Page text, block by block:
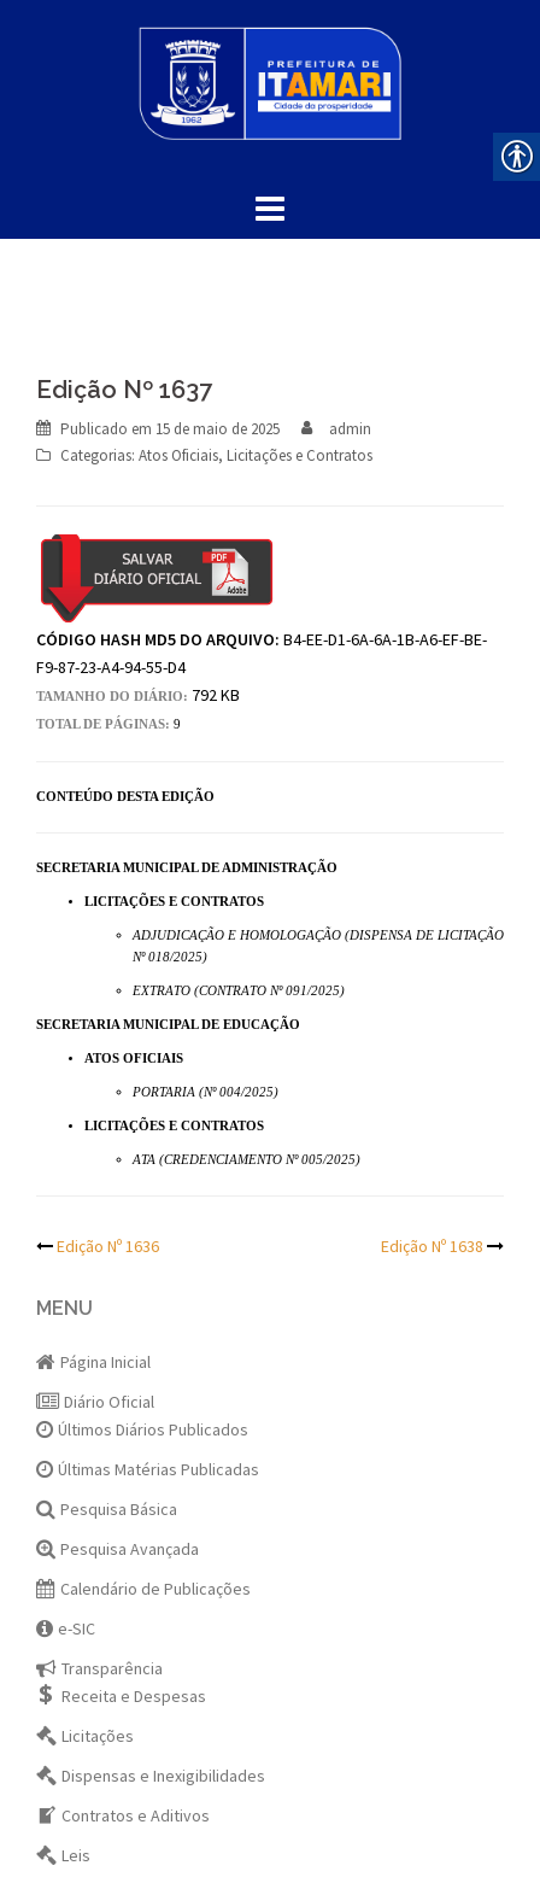
Edição Nº 1637
Publicado em 15 de maio de 2025
admin
Categorias: Atos Oficiais, Licitações e Contratos
CÓDIGO HASH MD5 DO ARQUIVO: B4-EE-D1-6A-6A-1B-A6-EF-BE-
F9-87-23-A4-94-55-D4
TAMANHO DO DIÁRIO: 792 KB
TOTAL DE PÁGINAS: 9
CONTEÚDO DESTA EDIÇÃO
SECRETARIA MUNICIPAL DE ADMINISTRAÇÃO
LICITAÇÕES E CONTRATOS
ADJUDICAÇÃO E HOMOLOGAÇÃO (DISPENSA DE LICITAÇÃO
Nº 018/2025)
EXTRATO (CONTRATO Nº 091/2025)
SECRETARIA MUNICIPAL DE EDUCAÇÃO
ATOS OFICIAIS
PORTARIA (Nº 004/2025)
LICITAÇÕES E CONTRATOS
ATA (CREDENCIAMENTO Nº 005/2025)
Post
navigation
Edição Nº 1636 Edição Nº 1638
MENU
Página Inicial
Diário Oficial
Últimos Diários Publicados
Últimas Matérias Publicadas
Pesquisa Básica
Pesquisa Avançada
Calendário de Publicações
e-SIC
Transparência
Receita e Despesas
Licitações
Dispensas e Inexigibilidades
Contratos e Aditivos
Leis